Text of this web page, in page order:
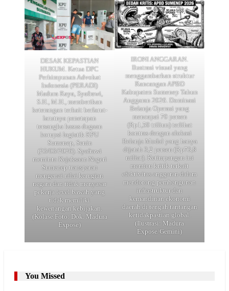
DESAK KEPASTIAN
HUKUM. Ketua DPC
Perhimpunan Advokat
Indonesia (PERADI)
Madura Raya, Syafrawi,
S.H., M.H., memberikan
keterangan terkait berlarut-
larutnya penetapan
tersangka kasus dugaan
korupsi logistik KPU
Sumenep, Senin
(23/03/2026). Syafrawi
meminta Kejaksaan Negeri
Sumenep transparan
mengenai nilai kerugian
negara dan tidak menyasar
pekerja level bawah yang
tidak memiliki
kewenangan kebijakan.
(Kolase Foto: Dok. Madura
Expose)
IRONI ANGGARAN.
Ilustrasi visual yang
menggambarkan struktur
Rancangan APBD
Kabupaten Sumenep Tahun
Anggaran 2026. Dominasi
Belanja Operasi yang
mencapai 70 persen
(Rp1,59 triliun) terlihat
kontras dengan alokasi
Belanja Modal yang hanya
dijatah 3,2 persen (Rp73,8
miliar). Ketimpangan ini
memicu kritik terkait
efektivitas anggaran dalam
mendorong pembangunan
infrastruktur dan
kemandirian ekonomi
daerah di tengah tantangan
ketidakpastian global.
(Ilustrasi: Madura
Expose/Gemini)
You Missed